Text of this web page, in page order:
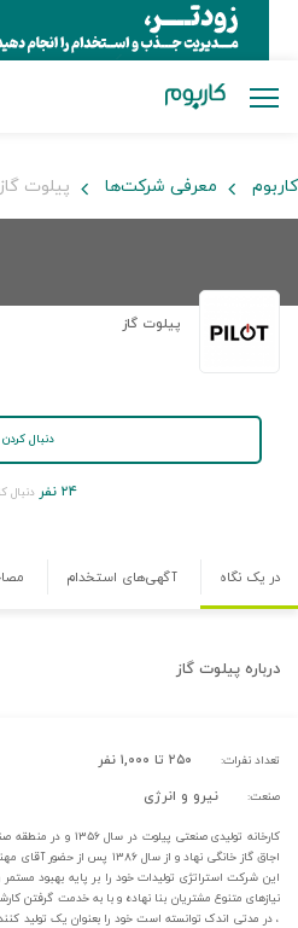
کاربوم معرفی شرکت‌ها پیلوت گاز
پیلوت گاز
دنبال کردن
۲۴ نفر دنبال
در یک نگاه آگهی‌های استخدام
درباره پیلوت گاز
تعداد نفرات: ۲۵۰ تا ۱,۰۰۰ نفر
صنعت: نیرو و انرژی
کارخانه تولیدی
اجاق گاز خانگی نهاد و از
این شرکت استراتژی تولیدات خود را بر پایه بهبود
نیازهای متنوع مشتریان بنا نهاده و با به خدمت گرفتن
، در مدتی اندک توانسته است خود را بعنوان یک تولید